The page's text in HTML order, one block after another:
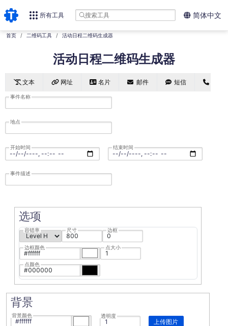
所有工具 简体中文
首页 二维码工具 活动日程二维码生成器
活动日程二维码生成器
文本 网址 名片 邮件 短信
事件名称
地点
开始时间 结束时间
事件描述
选项
容错率 尺寸 边框
边框颜色 点大小
点颜色
背景
背景颜色 透明度
上传图片